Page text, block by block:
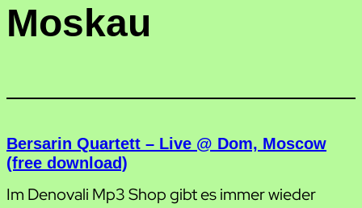
Moskau
Bersarin Quartett – Live @ Dom, Moscow
(free download)
Im Denovali Mp3 Shop gibt es immer wieder